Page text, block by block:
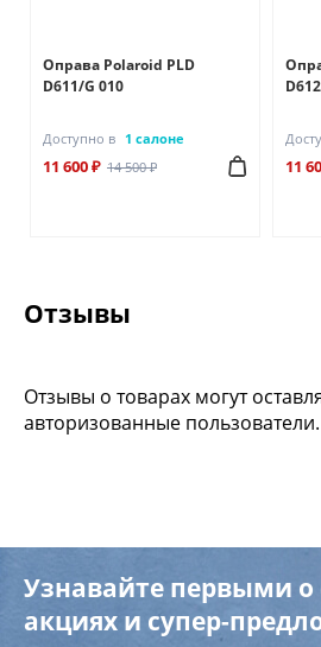
Оправа Polaroid PLD
D611/G 010
Доступно в 1 салоне
11 600 ₽ 14 500 ₽ 11
Отзывы
Отзывы о товарах могут
авторизованные пользователи.
Узнавайте первыми
акциях и супер-